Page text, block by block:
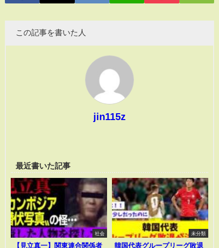
この記事を書いた人
jin115z
最近書いた記事
社会
【見立真一】関東連合関係者
未分類
韓国代表グループリーグ敗退